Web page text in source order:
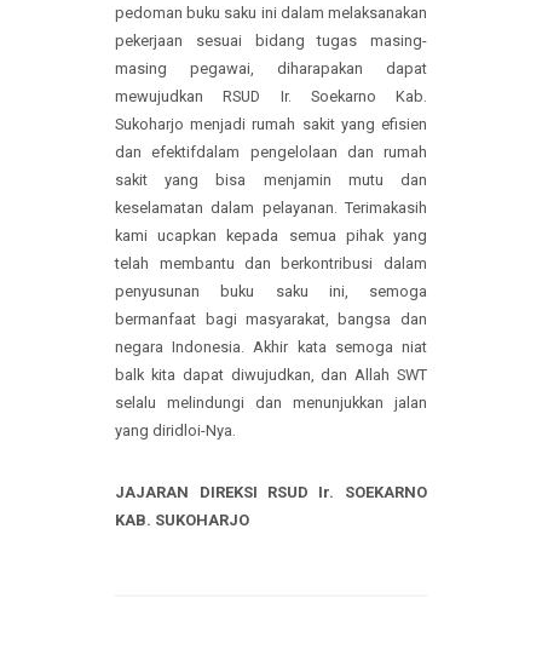
diharapkan dapat menjadi pedoman untuk
mencegah dan atau menghindari terjadinya
tindakan korupsi, kolusi dan nepotisme di
dalam penyelenggaraan tugas pokok
danfungsi RSUD Ir. Soekarno Kab. Sukoharjo.
Dengan memahami dan menjadikan
pedoman buku saku ini dalam melaksanakan
pekerjaan sesuai bidang tugas masing-
masing pegawai, diharapakan dapat
mewujudkan RSUD Ir. Soekarno Kab.
Sukoharjo menjadi rumah sakit yang efisien
dan efektifdalam pengelolaan dan rumah
sakit yang bisa menjamin mutu dan
keselamatan dalam pelayanan. Terimakasih
kami ucapkan kepada semua pihak yang
penyusunan buku saku ini, semoga
bermanfaat bagi masyarakat, bangsa dan